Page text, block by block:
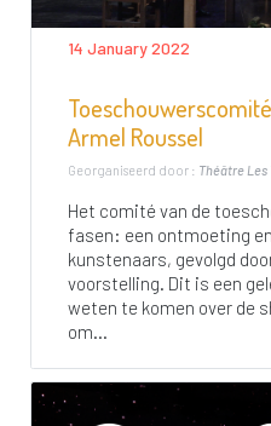
14 January 2022
Armel Roussel
Georganiseerd door : Théâtre Les
Het comité van de
fasen: een ontmoeting
kunstenaars, gevolgd
voorstelling. Dit is een
weten te komen over de
om...